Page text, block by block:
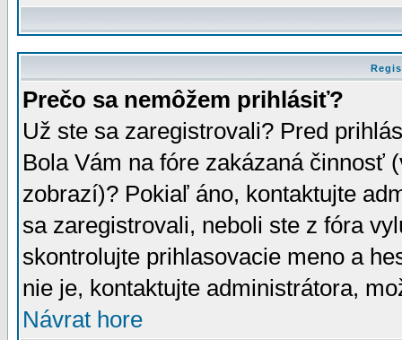
Prečo sa nemôžem prihlásiť?
Už ste sa zaregistrovali? Pred
Bola Vám na fóre zakázaná činnosť
zobrazí)? Pokiaľ áno, kontaktujte
sa zaregistrovali, neboli ste z fóra
skontrolujte prihlasovacie meno a
nie je, kontaktujte administrátora,
Návrat hore